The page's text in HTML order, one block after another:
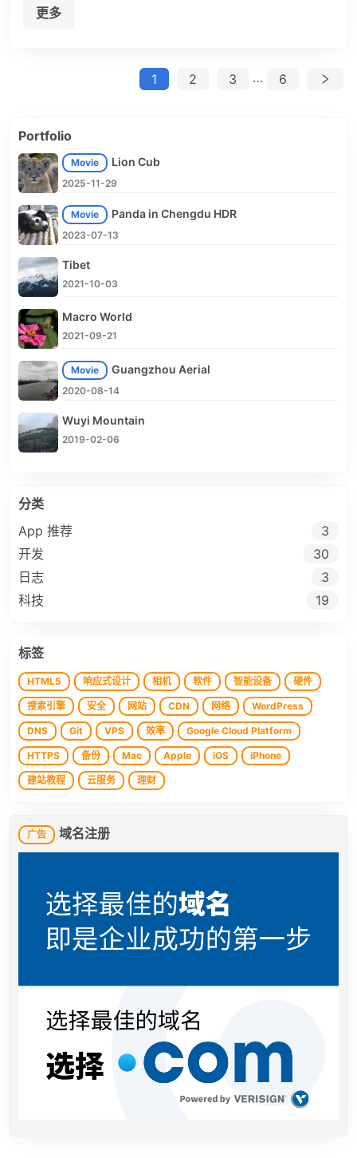
更多
1 2 3 … 6
分类
App 推荐
3
开发
30
日志
3
科技
19
标签
HTML5 响应式设计 相机 软件 智能设备 硬件
搜索引擎 安全 网站 CDN 网络 WordPress
DNS Git VPS 效率 Google Cloud Platform
HTTPS 备份 Mac Apple iOS iPhone
建站教程 云服务 理财
广告 域名注册